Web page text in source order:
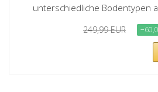
unterschiedliche Bodentypen
249,99 EUR